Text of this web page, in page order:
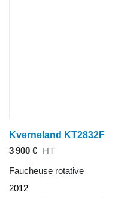
Kverneland KT2832F
3 900 €
HT
Faucheuse rotative
2012